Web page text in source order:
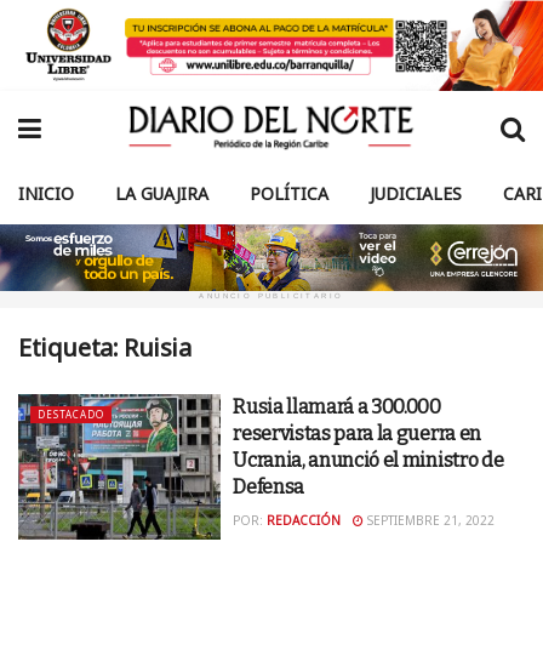
INICIO LA GUAJIRA POLÍTICA JUDICIALES
ANUNCIO PUBLICITARIO
Etiqueta: Ruisia
DESTACADO
Rusia llamará a 300.000
reservistas para la guerra en
Ucrania, anunció el ministro de
Defensa
POR: REDACCIÓN SEPTIEMBRE 21, 2022